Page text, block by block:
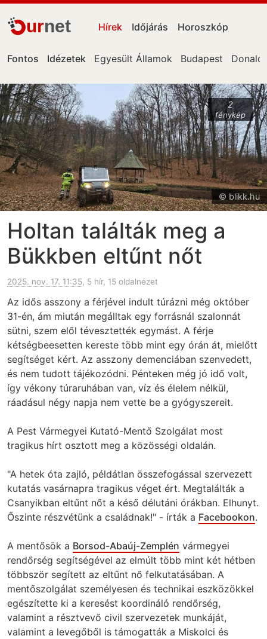
urnet Hírek Időjárás Horoszkóp
Fontos Idézetek Egyesült Államok Budapest Donald
2
fénykép
© blikk.hu
Holtan találták meg a
Bükkben eltűnt nőt
2025. nov. 17. 11:35, 5 hír, 15 oldalnézet
Az idős asszony a férjével indult túrázni még október
31-én, ám miután megálltak egy forrásnál szalonnát
sütni, szem elől tévesztették egymást. A férje
kétségbeesetten kereste több mint egy órán át, mielőtt
segítséget kért. Az asszony demenciában szenvedett,
és nem tudott tájékozódni. Pénteken még jó idő volt,
így vékony túraruhában van, víz és élelem nélkül,
ráadásul négy napja nem vette be a gyógyszereit.
A Pest Vármegyei Kutató-Mentő Szolgálat most
tragikus hírt osztott meg a közösségi oldalán.
"A hetek óta zajló, példátlan összefogással szervezett
kutatás vasárnapra tragikus véget ért. Megtalálták a
Csanyikban eltűnt nőt a késő délutáni órákban. Elhunyt.
Őszinte részvétünk a családnak!" - írták a Facebookon.
A mentősök a Borsod-Abaúj-Zemplén vármegyei
rendőrség segítségével az elmúlt több mint két hétben
többször segített az eltűnt nő felkutatásában. A
mentőszolgálat személyesen és technikai eszközökkel
egészítette ki a keresést koordináló rendőrség,
valamint a résztvevő civil szervezetek munkáját,
valamint a levegőből is támogatták a Miskolci és